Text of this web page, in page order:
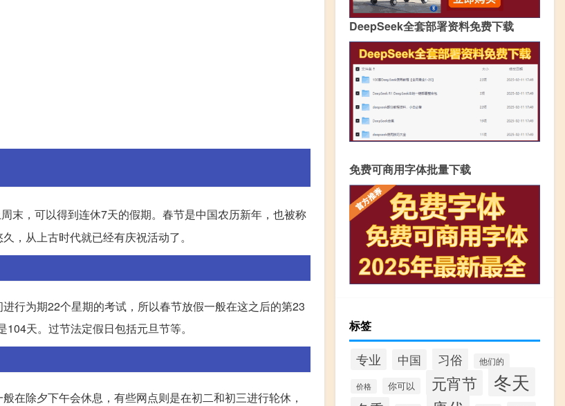
末，可以得到连休7天的假期。春节是中国农历新年，也被称
，从上古时代就已经有庆祝活动了。
行为期22个星期的考试，所以春节放假一般在这之后的第23
天。过节法定假日包括元旦节等。
在除夕下午会休息，有些网点则是在初二和初三进行轮休，
DeepSeek全套部署资料免费下载
免费可商用字体批量下载
标签
专业 中国 习俗 他们的
价格 你可以 元宵节 冬天